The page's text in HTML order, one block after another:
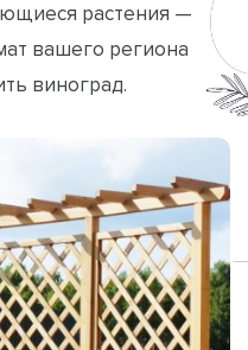
растения —
вашего региона
виноград.